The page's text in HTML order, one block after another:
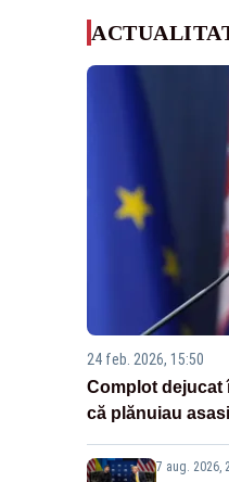
24 feb. 2026, 15:50
Complot dejucat
că plănuiau
7 aug. 2026,